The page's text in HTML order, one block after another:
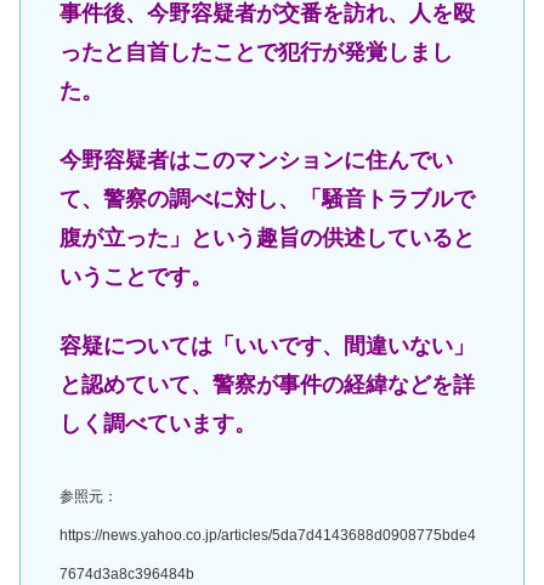
事件後、今野容疑者が交番を訪れ、人を殴
ったと自首したことで犯行が発覚しまし
た。
今野容疑者はこのマンションに住んでい
て、警察の調べに対し、「騒音トラブルで
腹が立った」という趣旨の供述していると
いうことです。
容疑については「いいです、間違いない」
と認めていて、警察が事件の経緯などを詳
しく調べています。
参照元：
https://news.yahoo.co.jp/articles/5da7d4143688d0908775bde4
7674d3a8c396484b